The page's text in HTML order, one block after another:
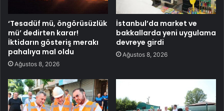
‘Tesadüf mü, öngörüsüzlük
mü’ dedirten karar!
İktidarın gösteriş merakı
pahalıya mal oldu
Ağustos 8, 2026
İstanbul’da market ve
bakkallarda yeni uygulama
devreye girdi
Ağustos 8, 2026